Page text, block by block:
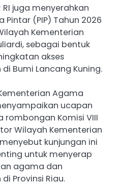
RI juga menyerahkan
Pintar (PIP) Tahun 2026
Kementerian
sebagai bentuk
akses
Bumi Lancang Kuning.
Agama
ucapan
Komisi VIII
Wilayah Kementerian
kunjungan ini
untuk menyerap
agama dan
Provinsi Riau.